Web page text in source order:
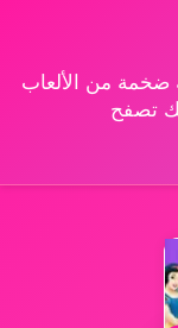
ضخمة من الألعاب
تصفح